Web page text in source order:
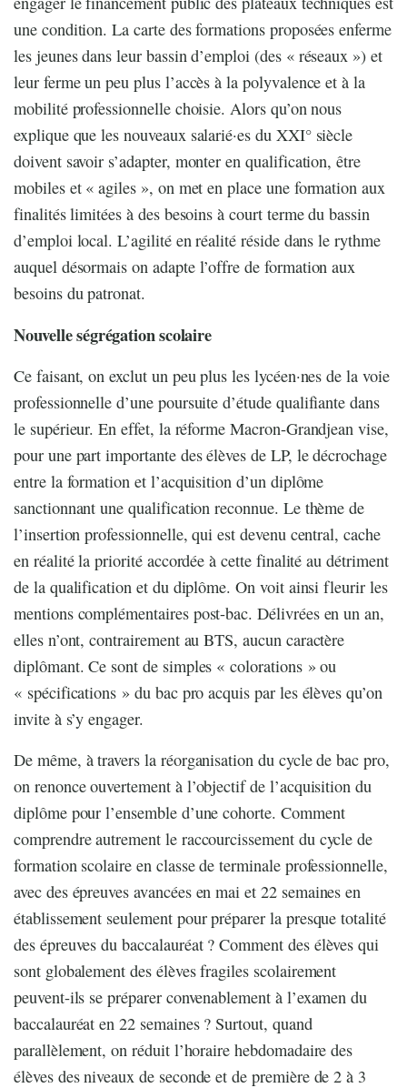
une condition. La carte des formations proposées enferme
les jeunes dans leur bassin d’emploi (des « réseaux ») et
leur ferme un peu plus l’accès à la polyvalence et à la
mobilité professionnelle choisie. Alors qu’on nous
explique que les nouveaux salarié·es du XXI° siècle
doivent savoir s’adapter, monter en qualification, être
mobiles et « agiles », on met en place une formation aux
finalités limitées à des besoins à court terme du bassin
d’emploi local. L’agilité en réalité réside dans le rythme
auquel désormais on adapte l’offre de formation aux
besoins du patronat.
Nouvelle ségrégation scolaire
Ce faisant, on exclut un peu plus les lycéen·nes de la voie
professionnelle d’une poursuite d’étude qualifiante dans
le supérieur. En effet, la réforme Macron-Grandjean vise,
pour une part importante des élèves de LP, le décrochage
entre la formation et l’acquisition d’un diplôme
sanctionnant une qualification reconnue. Le thème de
l’insertion professionnelle, qui est devenu central, cache
en réalité la priorité accordée à cette finalité au détriment
de la qualification et du diplôme. On voit ainsi fleurir les
mentions complémentaires post-bac. Délivrées en un an,
elles n’ont, contrairement au BTS, aucun caractère
diplômant. Ce sont de simples « colorations » ou
« spécifications » du bac pro acquis par les élèves qu’on
invite à s’y engager.
De même, à travers la réorganisation du cycle de bac pro,
on renonce ouvertement à l’objectif de l’acquisition du
diplôme pour l’ensemble d’une cohorte. Comment
comprendre autrement le raccourcissement du cycle de
formation scolaire en classe de terminale professionnelle,
avec des épreuves avancées en mai et 22 semaines en
établissement seulement pour préparer la presque totalité
des épreuves du baccalauréat ? Comment des élèves qui
sont globalement des élèves fragiles scolairement
peuvent-ils se préparer convenablement à l’examen du
baccalauréat en 22 semaines ? Surtout, quand
parallèlement, on réduit l’horaire hebdomadaire des
élèves des niveaux de seconde et de première de 2 à 3